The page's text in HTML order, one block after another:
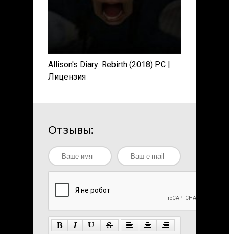
Allison's Diary: Rebirth (2018) PC |
Лицензия
Отзывы: